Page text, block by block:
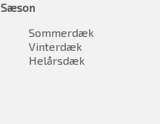
Sæson
Sommerdæk
Vinterdæk
Helårsdæk